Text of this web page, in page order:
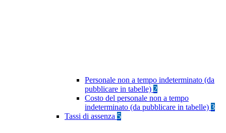
Personale non a tempo indeterminato (da
pubblicare in tabelle) 2
Costo del personale non a tempo
indeterminato (da pubblicare in tabelle) 3
Tassi di assenza 5